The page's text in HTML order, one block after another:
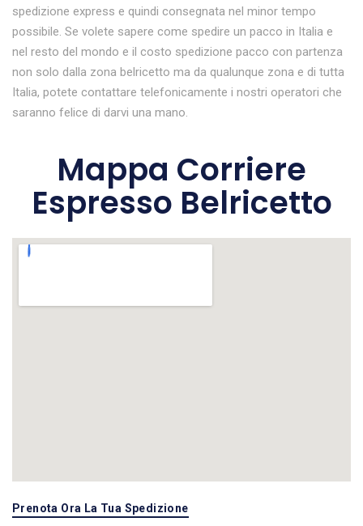
spedizione express e quindi consegnata nel minor tempo
possibile. Se volete sapere come spedire un pacco in Italia e
nel resto del mondo e il costo spedizione pacco con partenza
non solo dalla zona belricetto ma da qualunque zona e di tutta
Italia, potete contattare telefonicamente i nostri operatori che
saranno felice di darvi una mano.
Mappa Corriere
Espresso Belricetto
Prenota Ora La Tua Spedizione